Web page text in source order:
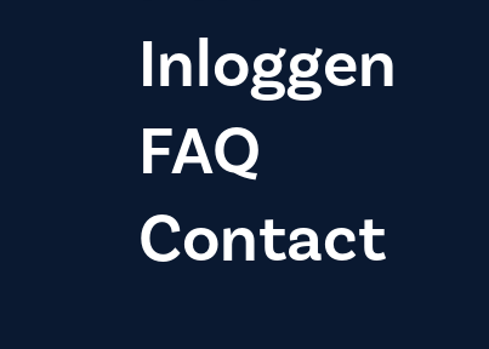
Inloggen
FAQ
Contact